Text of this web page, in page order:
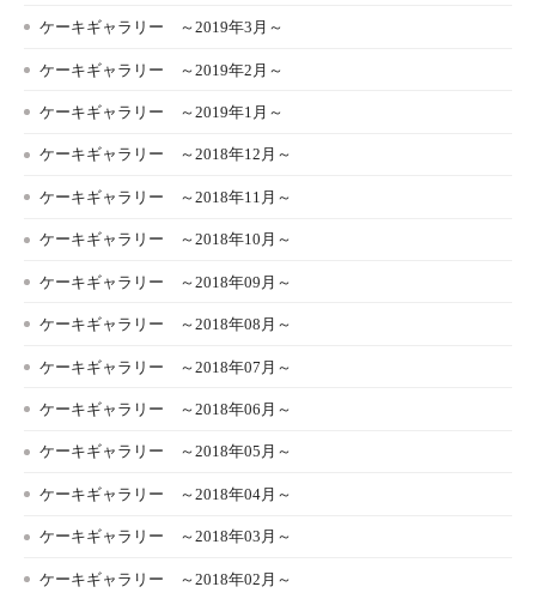
ケーキギャラリー ～2019年3月～
ケーキギャラリー ～2019年2月～
ケーキギャラリー ～2019年1月～
ケーキギャラリー ～2018年12月～
ケーキギャラリー ～2018年11月～
ケーキギャラリー ～2018年10月～
ケーキギャラリー ～2018年09月～
ケーキギャラリー ～2018年08月～
ケーキギャラリー ～2018年07月～
ケーキギャラリー ～2018年06月～
ケーキギャラリー ～2018年05月～
ケーキギャラリー ～2018年04月～
ケーキギャラリー ～2018年03月～
ケーキギャラリー ～2018年02月～